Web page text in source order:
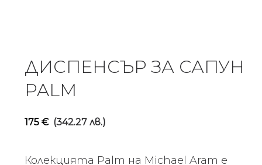
ДИСПЕНСЪР ЗА САПУН
PALM
175 € (342.27 лв.)
Колекцията Palm на Michael Aram е